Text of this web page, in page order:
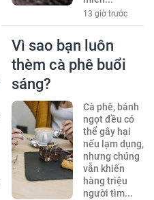
13 giờ trước
Vì sao bạn luôn
thèm cà phê buổi
sáng?
Cà phê, bánh
ngọt đều có
thể gây hại
nếu lạm dụng,
nhưng chúng
vẫn khiến
hàng triệu
người tìm...